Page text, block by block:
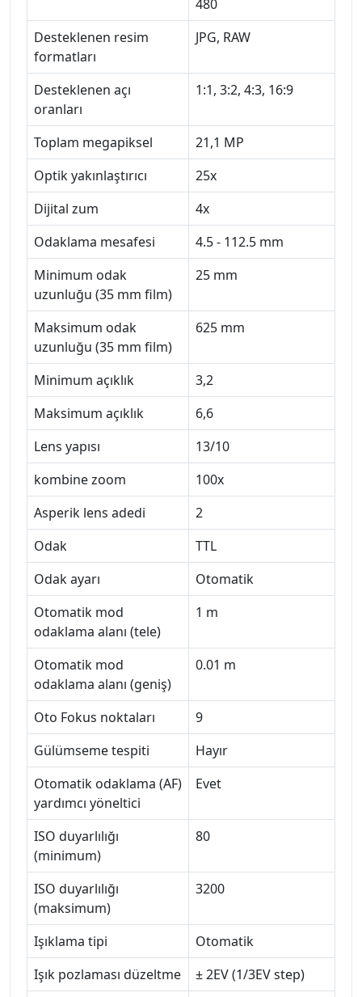
480
Desteklenen resim
formatları
JPG, RAW
Desteklenen açı
oranları
1:1, 3:2, 4:3, 16:9
Toplam megapiksel
21,1 MP
Optik yakınlaştırıcı
25x
Dijital zum
4x
Odaklama mesafesi
4.5 - 112.5 mm
Minimum odak
uzunluğu (35 mm film)
25 mm
Maksimum odak
uzunluğu (35 mm film)
625 mm
Minimum açıklık
3,2
Maksimum açıklık
6,6
Lens yapısı
13/10
kombine zoom
100x
Asperik lens adedi
2
Odak
TTL
Odak ayarı
Otomatik
Otomatik mod
odaklama alanı (tele)
1 m
Otomatik mod
odaklama alanı (geniş)
0.01 m
Oto Fokus noktaları
9
Gülümseme tespiti
Hayır
Otomatik odaklama (AF)
yardımcı yöneltici
Evet
ISO duyarlılığı
(minimum)
80
ISO duyarlılığı
(maksimum)
3200
Işıklama tipi
Otomatik
Işık pozlaması düzeltme
± 2EV (1/3EV step)